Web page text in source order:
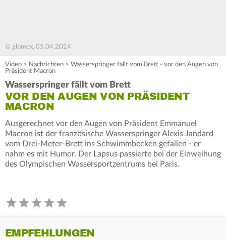
© glomex, 05.04.2024
Video > Nachrichten > Wasserspringer fällt vom Brett - vor den Augen von
Präsident Macron
Wasserspringer fällt vom Brett
VOR DEN AUGEN VON PRÄSIDENT
MACRON
Ausgerechnet vor den Augen von Präsident Emmanuel
Macron ist der französische Wasserspringer Alexis Jandard
vom Drei-Meter-Brett ins Schwimmbecken gefallen - er
nahm es mit Humor. Der Lapsus passierte bei der Einweihung
des Olympischen Wassersportzentrums bei Paris.
EMPFEHLUNGEN